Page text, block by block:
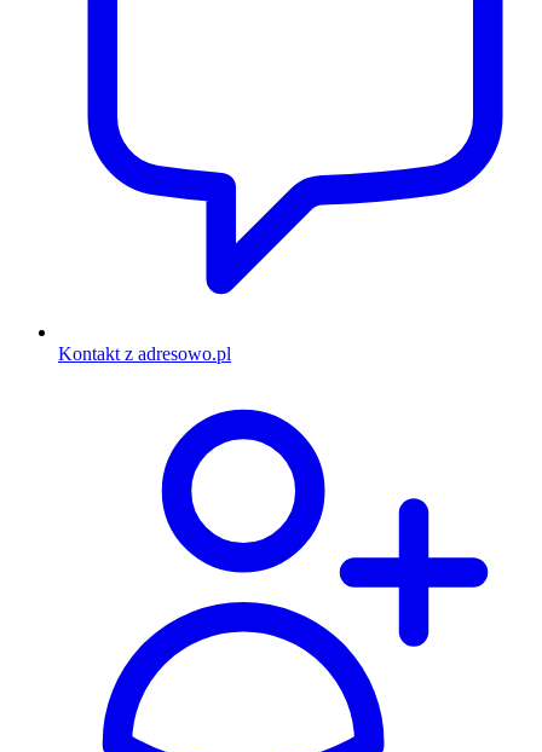
Kontakt z adresowo.pl